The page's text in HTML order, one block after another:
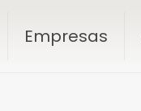
Empresas